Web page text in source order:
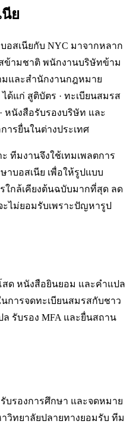
ย
อสเนียกับ NYC มาจากหลาก
ข้ามชาติ พนักงานบริษัทข้าม
และสำนักงานกฎหมาย
ด้แก่ สูติบัตร · ทะเบียนสมรส
หนังสือรับรองบริษัท และ
ารยื่นในต่างประเทศ
ทีมงานจึงใช้เทมเพลตการ
บอสเนีย เพื่อให้รูปแบบ
ใกล้เคียงต้นฉบับมากที่สุด ลด
ไม่ยอมรับเพราะปัญหารูป
สด หนังสือยินยอม และคำแปล
การจดทะเบียนสมรสกับชาว
รับรอง MFA และยื่นสถาน
รองการศึกษา และจดหมาย
วิทยาลัยปลายทางยอมรับ ทีม